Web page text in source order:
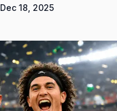
Dec 18, 2025